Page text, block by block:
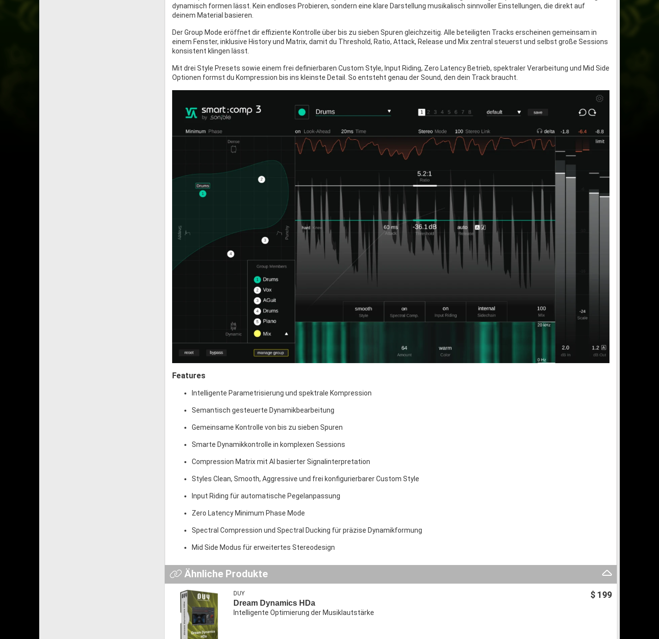
dynamisch formen lässt. Kein endloses Probieren, sondern eine klare Darstellung musikalisch sinnvoller Einstellungen, die direkt auf
deinem Material basieren.
Der Group Mode eröffnet dir effiziente Kontrolle über bis zu sieben Spuren gleichzeitig. Alle beteiligten Tracks erscheinen gemeinsam in
einem Fenster, inklusive History und Matrix, damit du Threshold, Ratio, Attack, Release und Mix zentral steuerst und selbst große Sessions
konsistent klingen lässt.
Mit drei Style Presets sowie einem frei definierbaren Custom Style, Input Riding, Zero Latency Betrieb, spektraler Verarbeitung und Mid Side
Optionen formst du Kompression bis ins kleinste Detail. So entsteht genau der Sound, den dein Track braucht.
Features
Intelligente Parametrisierung und spektrale Kompression
Semantisch gesteuerte Dynamikbearbeitung
Gemeinsame Kontrolle von bis zu sieben Spuren
Smarte Dynamikkontrolle in komplexen Sessions
Compression Matrix mit AI basierter Signalinterpretation
Styles Clean, Smooth, Aggressive und frei konfigurierbarer Custom Style
Input Riding für automatische Pegelanpassung
Zero Latency Minimum Phase Mode
Spectral Compression und Spectral Ducking für präzise Dynamikformung
Mid Side Modus für erweitertes Stereodesign
Ähnliche Produkte
$ 199
DUY
Dream Dynamics HDa
Intelligente Optimierung der Musiklautstärke